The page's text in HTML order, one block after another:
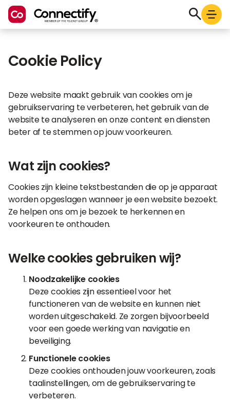
Cookie Policy
Deze website maakt gebruik van cookies om je
gebruikservaring te verbeteren, het gebruik van de
website te analyseren en onze content en diensten
beter af te stemmen op jouw voorkeuren.
Wat zijn cookies?
Cookies zijn kleine tekstbestanden die op je apparaat
worden opgeslagen wanneer je een website bezoekt.
Ze helpen ons om je bezoek te herkennen en
voorkeuren te onthouden.
Welke cookies gebruiken wij?
Noodzakelijke cookies
Deze cookies zijn essentieel voor het
functioneren van de website en kunnen niet
worden uitgeschakeld. Ze zorgen bijvoorbeeld
voor een goede werking van navigatie en
beveiliging.
Functionele cookies
Deze cookies onthouden jouw voorkeuren, zoals
taalinstellingen, om de gebruikservaring te
verbeteren.